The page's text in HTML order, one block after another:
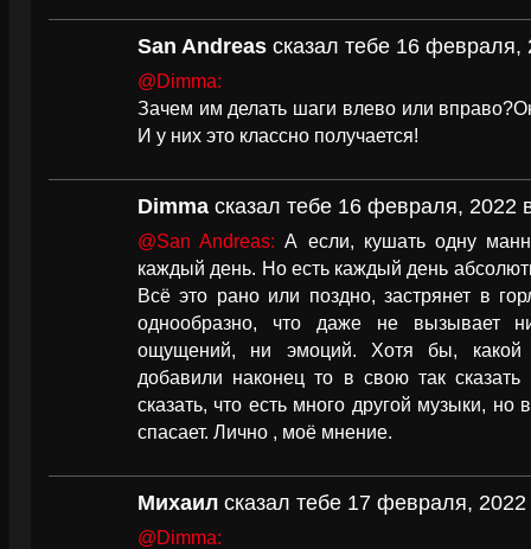
San Andreas сказал тебе 16 февраля,
@Dimma:
Зачем им делать шаги влево или
И у них это классно получается!
Dimma сказал тебе 16 февраля, 2022
@San Andreas: А если, кушать одну
каждый день. Но есть каждый день
Всё это рано или поздно, застрянет в
однообразно, что даже не вызывает
ощущений, ни эмоций. Хотя бы, какой
добавили наконец то в свою так
сказать, что есть много другой музыки,
спасает. Лично , моё мнение.
Михаил сказал тебе 17 февраля,
@Dimma: